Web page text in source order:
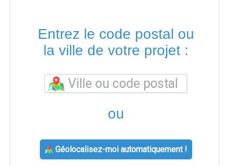
Entrez le code postal ou
la ville de votre projet :
ou
Géolocalisez-moi automatiquement !